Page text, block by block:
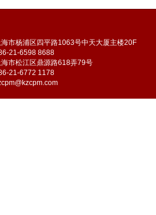
市杨浦区四平路1063号中天大厦主楼20F
21-6598 8688
市松江区鼎源路618弄79号
21-6772 1178